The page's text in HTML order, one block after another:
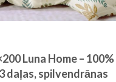
Luna Home – 100%
daļas, spilvendrānas